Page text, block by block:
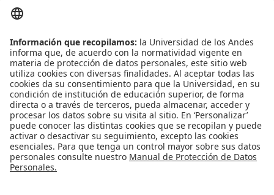
Convivencia y transparencia
Emergencias: Extensión 0000
Eventos destacados
Mapa del Sitio
Multimedia
Noticias
Preguntas frecuentes